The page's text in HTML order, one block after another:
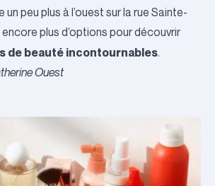
un peu plus à l’ouest sur la rue Sainte-
plus d’options pour découvrir
de beauté incontournables.
Ouest